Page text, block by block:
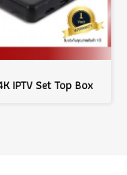
IPTV Set Top Box